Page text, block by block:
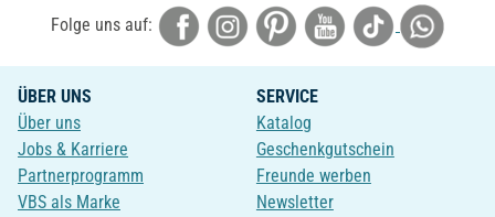
Folge uns auf:
ÜBER UNS
Über uns
Jobs & Karriere
Partnerprogramm
VBS als Marke
SERVICE
Katalog
Geschenkgutschein
Freunde werben
Newsletter